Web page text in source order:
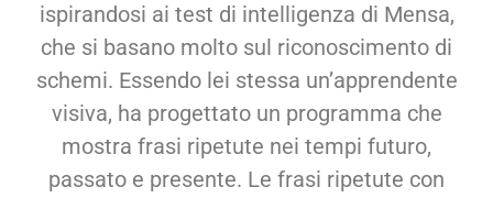
ispirandosi ai test di intelligenza di Mensa,
che si basano molto sul riconoscimento di
schemi. Essendo lei stessa un’apprendente
visiva, ha progettato un programma che
mostra frasi ripetute nei tempi futuro,
passato e presente. Le frasi ripetute con